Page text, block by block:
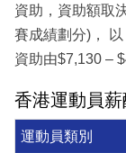
資助，資助額取
賽成績劃分)，
資助由$7,130 –
香港運動員薪
運動員類別